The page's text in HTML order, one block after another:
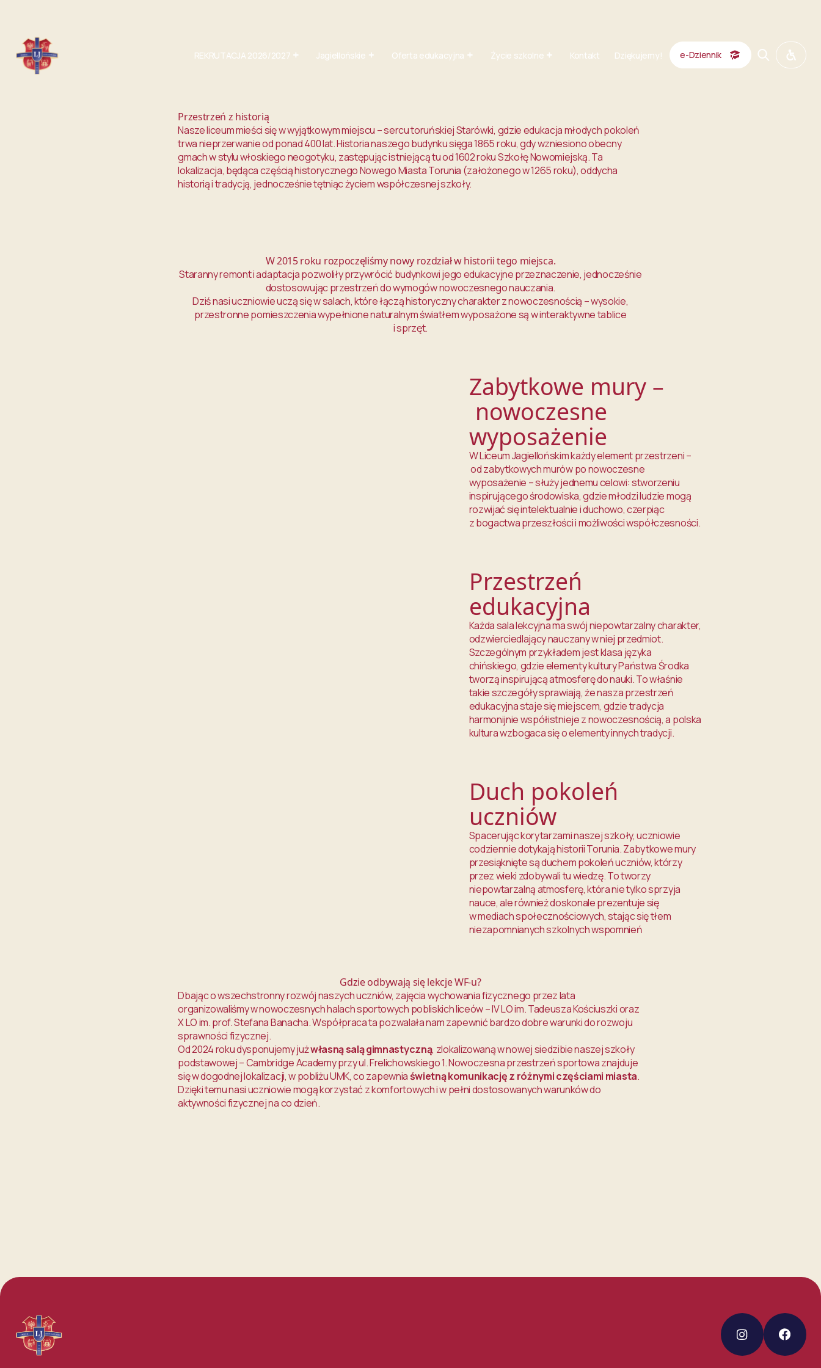
REKRUTACJA 2026/2027 Jagiellońskie Oferta edukacyjna Życie szkolne Kontakt Dziękujemy! e-Dziennik
Przestrzeń z historią
Nasze liceum mieści się w wyjątkowym miejscu – sercu toruńskiej Starówki, gdzie edukacja młodych pokoleń
trwa nieprzerwanie od ponad 400 lat. Historia naszego budynku sięga 1865 roku, gdy wzniesiono obecny
gmach w stylu włoskiego neogotyku, zastępując istniejącą tu od 1602 roku Szkołę Nowomiejską. Ta
lokalizacja, będąca częścią historycznego Nowego Miasta Torunia (założonego w 1265 roku), oddycha
historią i tradycją, jednocześnie tętniąc życiem współczesnej szkoły.
W 2015 roku rozpoczęliśmy nowy rozdział w historii tego miejsca.
Staranny remont i adaptacja pozwoliły przywrócić budynkowi jego edukacyjne przeznaczenie, jednocześnie
dostosowując przestrzeń do wymogów nowoczesnego nauczania.
Dziś nasi uczniowie uczą się w salach, które łączą historyczny charakter z nowoczesnością – wysokie,
przestronne pomieszczenia wypełnione naturalnym światłem wyposażone są w interaktywne tablice
i sprzęt.
Zabytkowe mury –
nowoczesne
wyposażenie
W Liceum Jagiellońskim każdy element przestrzeni –
od zabytkowych murów po nowoczesne
wyposażenie – służy jednemu celowi: stworzeniu
inspirującego środowiska, gdzie młodzi ludzie mogą
rozwijać się intelektualnie i duchowo, czerpiąc
z bogactwa przeszłości i możliwości współczesności.
Przestrzeń
edukacyjna
Każda sala lekcyjna ma swój niepowtarzalny charakter,
odzwierciedlający nauczany w niej przedmiot.
Szczególnym przykładem jest klasa języka
chińskiego, gdzie elementy kultury Państwa Środka
tworzą inspirującą atmosferę do nauki. To właśnie
takie szczegóły sprawiają, że nasza przestrzeń
edukacyjna staje się miejscem, gdzie tradycja
harmonijnie współistnieje z nowoczesnością, a polska
kultura wzbogaca się o elementy innych tradycji.
Duch pokoleń
uczniów
Spacerując korytarzami naszej szkoły, uczniowie
codziennie dotykają historii Torunia. Zabytkowe mury
przesiąknięte są duchem pokoleń uczniów, którzy
przez wieki zdobywali tu wiedzę. To tworzy
niepowtarzalną atmosferę, która nie tylko sprzyja
nauce, ale również doskonale prezentuje się
w mediach społecznościowych, stając się tłem
niezapomnianych szkolnych wspomnień
Gdzie odbywają się lekcje WF-u?
Dbając o wszechstronny rozwój naszych uczniów, zajęcia wychowania fizycznego przez lata
organizowaliśmy w nowoczesnych halach sportowych pobliskich liceów – IV LO im. Tadeusza Kościuszki oraz
X LO im. prof. Stefana Banacha. Współpraca ta pozwalała nam zapewnić bardzo dobre warunki do rozwoju
sprawności fizycznej.
Od 2024 roku dysponujemy jużwłasną salą gimnastyczną, zlokalizowaną w nowej siedzibie naszej szkoły
podstawowej – Cambridge Academy przy ul. Frelichowskiego 1. Nowoczesna przestrzeń sportowa znajduje
się w dogodnej lokalizacji, w pobliżu UMK, co zapewniaświetną komunikację z różnymi częściami miasta.
Dzięki temu nasi uczniowie mogą korzystać z komfortowych i w pełni dostosowanych warunków do
aktywności fizycznej na co dzień.